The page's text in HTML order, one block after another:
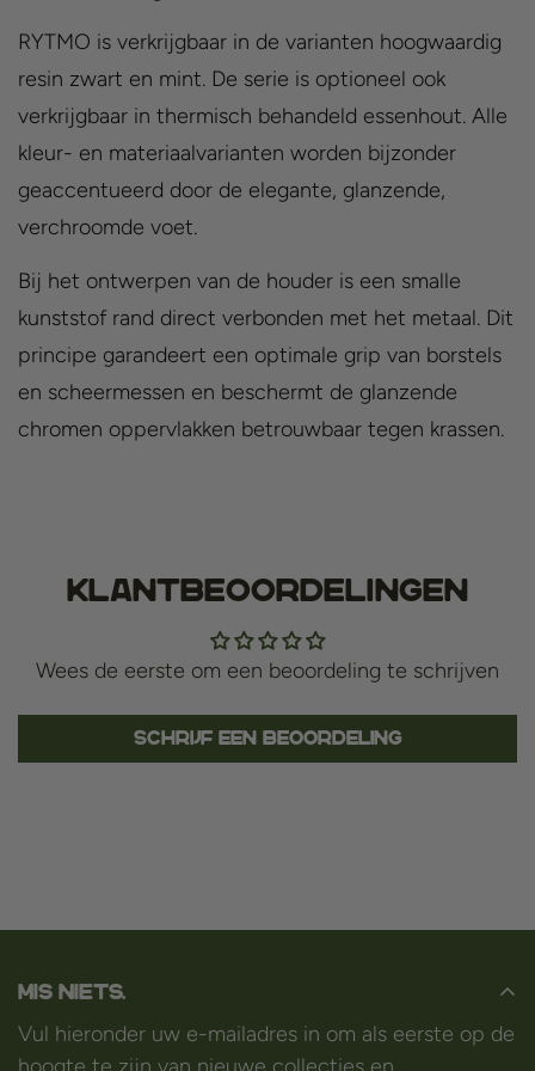
RYTMO is verkrijgbaar in de varianten hoogwaardig
resin zwart en mint. De serie is optioneel ook
verkrijgbaar in thermisch behandeld essenhout. Alle
kleur- en materiaalvarianten worden bijzonder
geaccentueerd door de elegante, glanzende,
verchroomde voet.
Bij het ontwerpen van de houder is een smalle
kunststof rand direct verbonden met het metaal. Dit
principe garandeert een optimale grip van borstels
en scheermessen en beschermt de glanzende
chromen oppervlakken betrouwbaar tegen krassen.
Klantbeoordelingen
Wees de eerste om een beoordeling te schrijven
Schrijf een beoordeling
Mis niets.
Vul hieronder uw e-mailadres in om als eerste op de